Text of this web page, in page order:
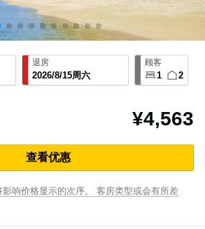
¥4,563
查⁠看优⁠惠
响价格显示的次序。 客房类型或会有所差
退房
2026/8/15周六
顾客
1 2